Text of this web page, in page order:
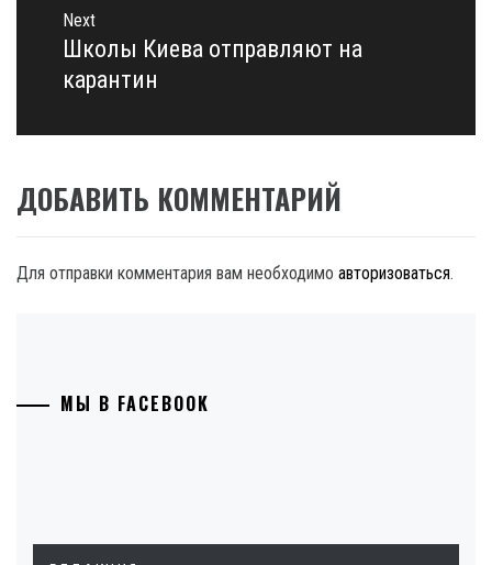
Next
Next
post:
Школы Киева отправляют на
карантин
ДОБАВИТЬ КОММЕНТАРИЙ
Для отправки комментария вам необходимо авторизоваться.
МЫ В FACEBOOK